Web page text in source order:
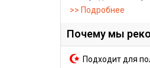
>> Подробнее
Почему мы
Подходит для